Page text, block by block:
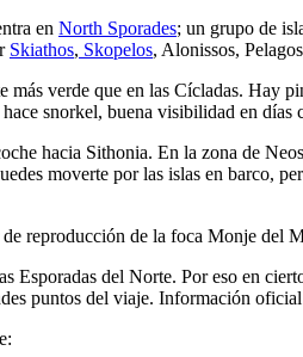
en North Sporades; un grupo de
Skiathos, Skopelos, Alonissos,
más verde que en las Cícladas.
snorkel, buena visibilidad en días
hacia Sithonia. En la zona de
moverte por las islas en barco,
reproducción de la foca Monje del
del Norte. Por eso en
puntos del viaje. Información